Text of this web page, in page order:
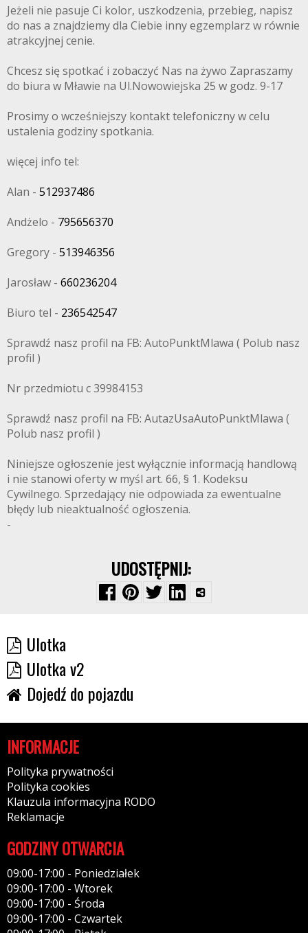
Jeżeli nie pasuje Ci kolor, uszkodzenia, przebieg, napisz
do nas a znajdziemy dla Ciebie inny egzemplarz w równie
atrakcyjnej cenie.
Chcesz się spotkać i zobaczyć Nas na żywo Zapraszamy
do biura w Mławie na Ul.Nowowiejska 25 w godz. 9-17
Prosimy o wcześniejszy kontakt telefoniczny w celu
ustalenia godziny spotkania.
więcej info tel:
Alan - 512937486
Andżelo - 795656370
Gregory - 513946356
Jarosław - 660236204
Biuro tel - 236542547
Sprawdź nasz profil na FB: AutoPunktMlawa ( Polub nasz
profil )
Nr przedmiotu c 39984153
Sprawdź nasz profil na FB: AutazUsaAutoPunktMlawa (
Polub nasz profil )
Niniejsze ogłoszenie jest wyłącznie informacją handlową
i nie stanowi oferty w myśl art. 66, § 1. Kodeksu
Cywilnego. Sprzedający nie odpowiada za ewentualne
błędy lub nieaktualność ogłoszenia.
-
UDOSTĘPNIJ:
Ulotka
Ulotka v2
Dojedź do pojazdu
INFORMACJE
Polityka prywatności
Polityka cookies
Klauzula informacyjna RODO
Reklamacje
GODZINY OTWARCIA
09:00-17:00 - Poniedziałek
09:00-17:00 - Wtorek
09:00-17:00 - Środa
09:00-17:00 - Czwartek